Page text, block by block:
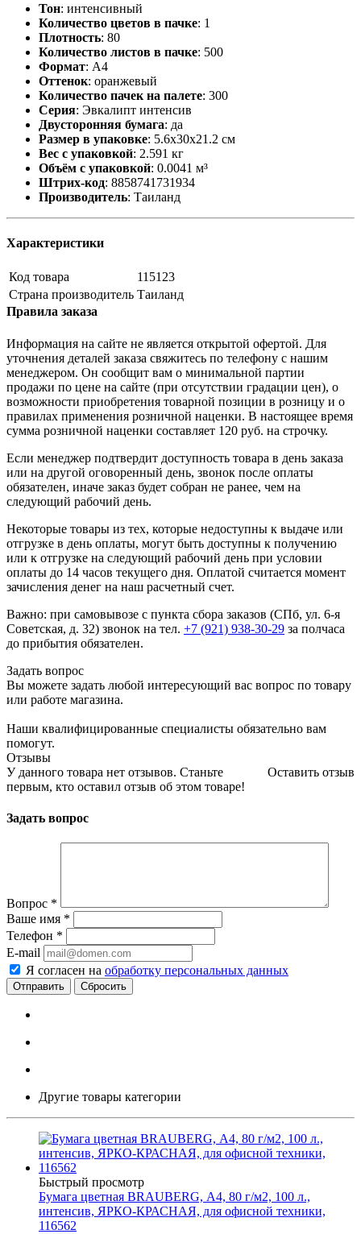
Тон: интенсивный
Количество цветов в пачке: 1
Плотность: 80
Количество листов в пачке: 500
Формат: А4
Оттенок: оранжевый
Количество пачек на палете: 300
Серия: Эвкалипт интенсив
Двусторонняя бумага: да
Размер в упаковке: 5.6x30x21.2 см
Вес с упаковкой: 2.591 кг
Объём с упаковкой: 0.0041 м³
Штрих-код: 8858741731934
Производитель: Таиланд
Характеристики
Код товара
115123
Страна производитель Таиланд
Правила заказа
Информация на сайте не является открытой офертой. Для
уточнения деталей заказа свяжитесь по телефону с нашим
менеджером. Он сообщит вам о минимальной партии
продажи по цене на сайте (при отсутствии градации цен), о
возможности приобретения товарной позиции в розницу и о
правилах применения розничной наценки. В настоящее время
сумма розничной наценки составляет 120 руб. на строчку.
Если менеджер подтвердит доступность товара в день заказа
или на другой оговоренный день, звонок после оплаты
обязателен, иначе заказ будет собран не ранее, чем на
следующий рабочий день.
Некоторые товары из тех, которые недоступны к выдаче или
отгрузке в день оплаты, могут быть доступны к получению
или к отгрузке на следующий рабочий день при условии
оплаты до 14 часов текущего дня. Оплатой считается момент
зачисления денег на наш расчетный счет.
Важно: при самовывозе с пункта сборa заказов (СПб, ул. 6-я
Советская, д. 32) звонок на тел. +7 (921) 938-30-29 за полчаса
до прибытия обязателен.
Задать вопрос
Вы можете задать любой интересующий вас вопрос по товару
или работе магазина.
Наши квалифицированные специалисты обязательно вам
помогут.
Отзывы
Оставить отзыв
У данного товара нет отзывов. Станьте
первым, кто оставил отзыв об этом товаре!
Задать вопрос
Вопрос *
Ваше имя *
Телефон *
E-mail
Я согласен на обработку персональных данных
Сбросить
Другие товары категории
Быстрый просмотр
Бумага цветная BRAUBERG, А4, 80 г/м2, 100 л.,
интенсив, ЯРКО-КРАСНАЯ, для офисной техники,
116562